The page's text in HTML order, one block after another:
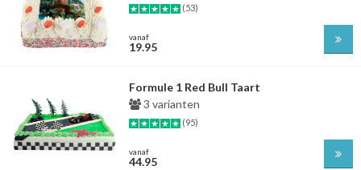
(53)
vanaf
19.95
Formule 1 Red Bull Taart
3 varianten
(95)
vanaf
44.95